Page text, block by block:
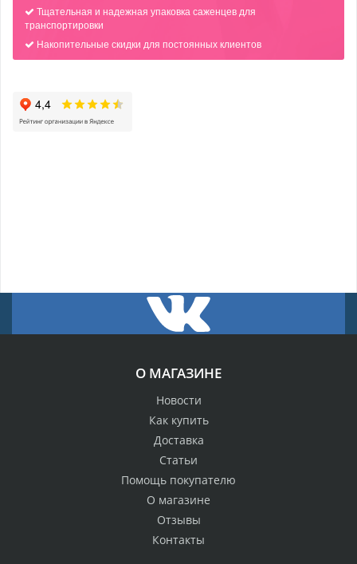
Тщательная и надежная упаковка саженцев для
транспортировки
Накопительные скидки для постоянных клиентов
О МАГАЗИНЕ
Новости
Как купить
Доставка
Статьи
Помощь покупателю
О магазине
Отзывы
Контакты